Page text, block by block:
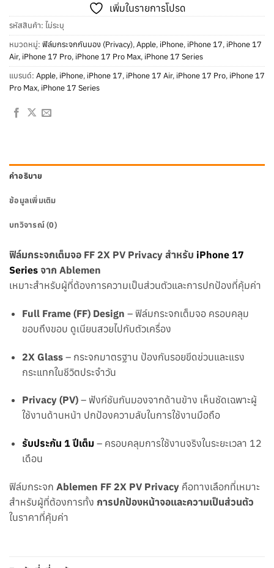
เพิ่มในรายการโปรด
รหัสสินค้า: ไม่ระบุ
หมวดหมู่: ฟิล์มกระจกกันมอง (Privacy),Apple, iPhone, iPhone 17, iPhone 17
Air, iPhone 17 Pro, iPhone 17 Pro Max, iPhone 17 Series
แบรนด์: Apple, iPhone, iPhone 17, iPhone 17 Air, iPhone 17 Pro, iPhone 17
Pro Max, iPhone 17 Series
คำอธิบาย
ข้อมูลเพิ่มเติม
บทวิจารณ์ (0)
ฟิล์มกระจกเต็มจอ FF 2X PV Privacy สำหรับ iPhone 17
Series จาก Ablemen
เหมาะสำหรับผู้ที่ต้องการความเป็นส่วนตัวและการปกป้องที่คุ้มค่า
Full Frame (FF) Design – ฟิล์มกระจกเต็มจอ ครอบคลุม
ขอบถึงขอบ ดูเนียนสวยไปกับตัวเครื่อง
2X Glass– กระจกมาตรฐาน ป้องกันรอยขีดข่วนและแรง
กระแทกในชีวิตประจำวัน
Privacy (PV)– ฟังก์ชันกันมองจากด้านข้าง เห็นชัดเฉพาะผู้
ใช้งานด้านหน้า ปกป้องความลับในการใช้งานมือถือ
รับประกัน 1 ปีเต็ม– ครอบคลุมการใช้งานจริงในระยะเวลา 12
เดือน
ฟิล์มกระจก Ablemen FF 2X PV Privacy คือทางเลือกที่เหมาะ
สำหรับผู้ที่ต้องการทั้ง การปกป้องหน้าจอและความเป็นส่วนตัว
ในราคาที่คุ้มค่า